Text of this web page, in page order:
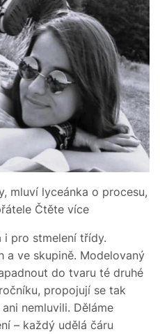
mluví lyceánka o procesu,
Čtěte více
pro stmelení třídy.
a ve skupině. Modelovaný
do tvaru té druhé
propojují se tak
nemluvili. Děláme
– každý udělá čáru